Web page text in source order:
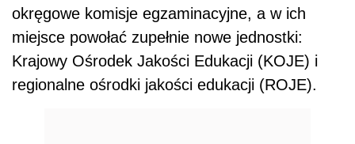
okręgowe komisje egzaminacyjne, a w ich
miejsce powołać zupełnie nowe jednostki:
Krajowy Ośrodek Jakości Edukacji (KOJE) i
regionalne ośrodki jakości edukacji (ROJE).